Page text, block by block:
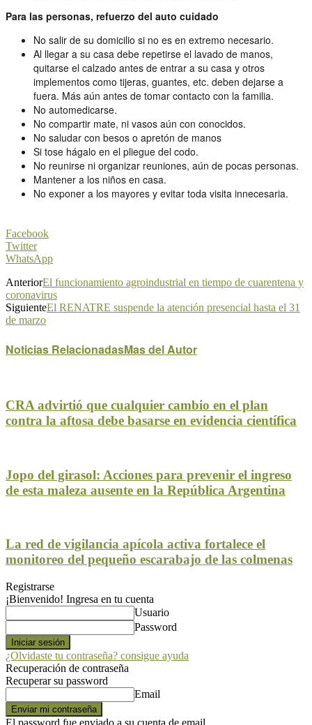
Para las personas, refuerzo del auto cuidado
No salir de su domicilio si no es en extremo necesario.
Al llegar a su casa debe repetirse el lavado de manos,
quitarse el calzado antes de entrar a su casa y otros
implementos como tijeras, guantes, etc. deben dejarse a
fuera. Más aún antes de tomar contacto con la familia.
No automedicarse.
No compartir mate, ni vasos aún con conocidos.
No saludar con besos o apretón de manos
Si tose hágalo en el pliegue del codo.
No reunirse ni organizar reuniones, aún de pocas personas.
Mantener a los niños en casa.
No exponer a los mayores y evitar toda visita innecesaria.
Facebook
Twitter
WhatsApp
AnteriorEl funcionamiento agroindustrial en tiempo de cuarentena y
coronavirus
SiguienteEl RENATRE suspende la atención presencial hasta el 31
de marzo
Noticias RelacionadasMas del Autor
CRA advirtió que cualquier cambio en el plan
contra la aftosa debe basarse en evidencia científica
Jopo del girasol: Acciones para prevenir el ingreso
de esta maleza ausente en la República Argentina
La red de vigilancia apícola activa fortalece el
monitoreo del pequeño escarabajo de las colmenas
Registrarse
¡Bienvenido! Ingresa en tu cuenta
Usuario
Password
¿Olvidaste tu contraseña? consigue ayuda
Recuperación de contraseña
Recuperar su password
Email
El password fue enviado a su cuenta de email